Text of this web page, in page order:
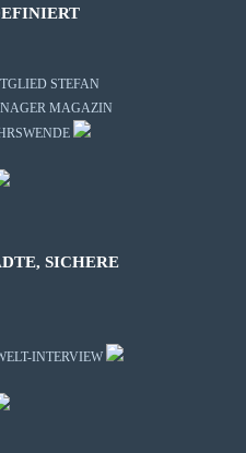
STEFAN
MAGAZIN
SICHERE
INTERVIEW